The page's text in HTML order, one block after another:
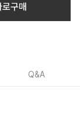
로구매
Q&A